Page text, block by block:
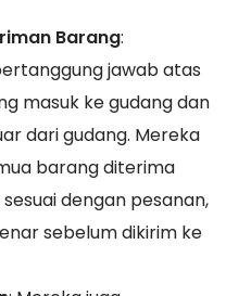
Barang:
jawab atas
masuk ke gudang dan
dari gudang. Mereka
barang diterima
dengan pesanan,
sebelum dikirim ke